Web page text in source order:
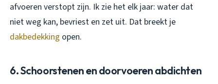
afvoeren verstopt zijn. Ik zie het elk jaar: water dat
niet weg kan, bevriest en zet uit. Dat breekt je
dakbedekking open.
6. Schoorstenen en doorvoeren abdichten